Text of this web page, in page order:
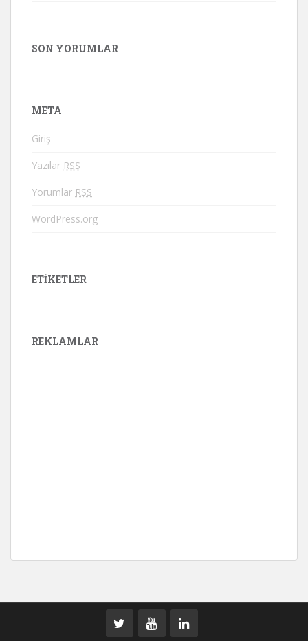
SON YORUMLAR
META
Giriş
Yazılar RSS
Yorumlar RSS
WordPress.org
ETIKETLER
REKLAMLAR